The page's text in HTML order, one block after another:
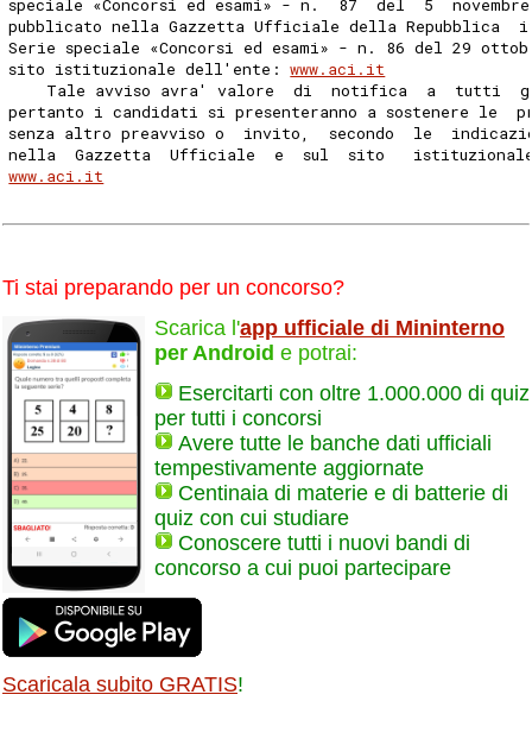
pubblicato nella Gazzetta Ufficiale della Repubblica
Serie speciale «Concorsi ed esami» - n. 86 del 29
sito istituzionale dell'ente: www.aci.it
Tale avviso avra' valore  di  notifica  a  tutti
pertanto i candidati si presenteranno a sostenere le
senza altro preavviso o  invito,  secondo  le
nella  Gazzetta  Ufficiale  e  sul  sito
www.aci.it
Ti stai preparando per un concorso?
Scarica l'app ufficiale di Mininterno
per Android e potrai:
Esercitarti con oltre 1.000.000 di quiz
per tutti i concorsi
Avere tutte le banche dati ufficiali
tempestivamente aggiornate
Centinaia di materie e di batterie di
quiz con cui studiare
Conoscere tutti i nuovi bandi di
concorso a cui puoi partecipare
Scaricala subito GRATIS!